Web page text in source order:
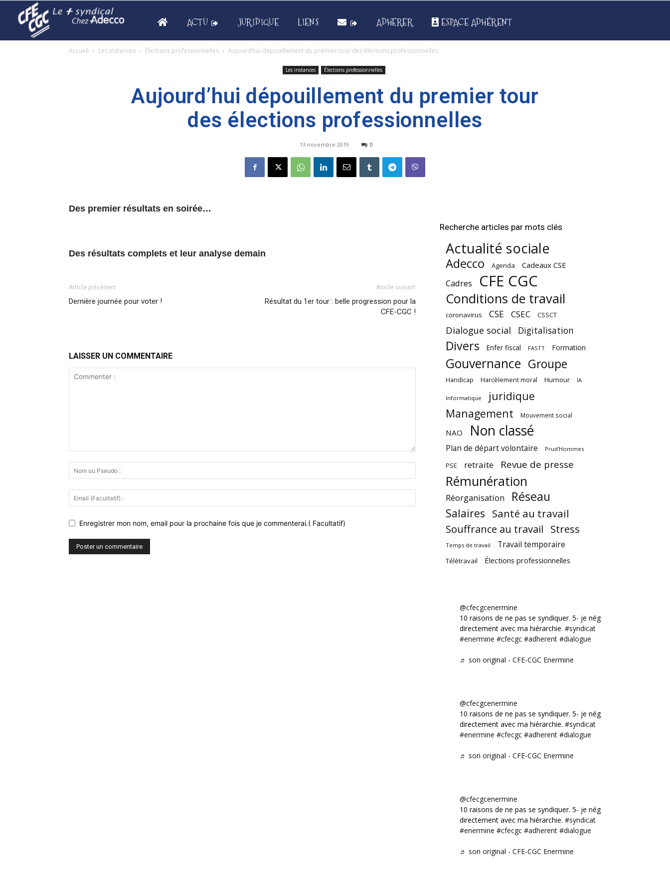
ACTU JURIDIQUE LIENS ADHERER ESPACE ADHÉRENT
Accueil Les instances Élections professionnelles Aujourd’hui dépouillement du premier tour des élections professionnelles
Les instances Élections professionnelles
Aujourd’hui dépouillement du premier tour
des élections professionnelles
13 novembre 2019 0
Des premier résultats en soirée…
Des résultats complets et leur analyse demain
Article précédent
Dernière journée pour voter !
Article suivant
Résultat du 1er tour : belle progression pour la
CFE-CGC !
LAISSER UN COMMENTAIRE
Enregistrer mon nom, email pour la prochaine fois que je commenterai.( Facultatif)
Recherche articles par mots clés
Actualité sociale
Adecco Agenda Cadeaux CSE
Cadres CFE CGC
Conditions de travail
coronavirus CSE CSEC CSSCT
Dialogue social Digitalisation
Divers Enfer fiscal FASTT Formation
Gouvernance Groupe
Handicap Harcèlement moral Humour IA
Informatique
juridique
Management
Mouvement social
NAO Non classé
Plan de départ volontaire Prud'Hommes
PSE retraite Revue de presse
Rémunération
Réorganisation Réseau
Salaires Santé au travail
Souffrance au travail Stress
Temps de travail Travail temporaire
Télétravail Élections professionnelles
@cfecgcenermine
10 raisons de ne pas se syndiquer. 5- je négocie
directement avec ma hiérarchie. #syndicat
#enermine #cfecgc #adherent #dialogue
♬ son original - CFE-CGC Enermine
@cfecgcenermine
10 raisons de ne pas se syndiquer. 5- je négocie
directement avec ma hiérarchie. #syndicat
#enermine #cfecgc #adherent #dialogue
♬ son original - CFE-CGC Enermine
@cfecgcenermine
10 raisons de ne pas se syndiquer. 5- je négocie
directement avec ma hiérarchie. #syndicat
#enermine #cfecgc #adherent #dialogue
♬ son original - CFE-CGC Enermine